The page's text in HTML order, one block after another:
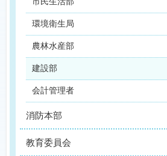
環境衛生局
農林水産部
建設部
会計管理者
消防本部
教育委員会